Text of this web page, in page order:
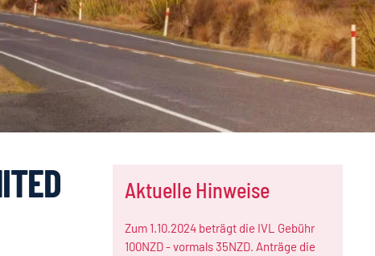
Aktuelle Hinweise
Zum 1.10.2024 beträgt die IVL Gebühr
100NZD - vormals 35NZD. Anträge die